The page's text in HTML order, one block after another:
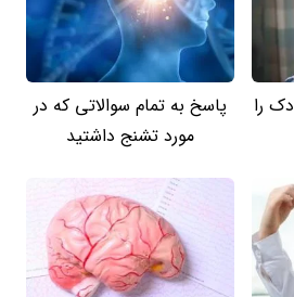
را
پاسخ به تمام سوالاتی که در
مورد تشنج داشتید